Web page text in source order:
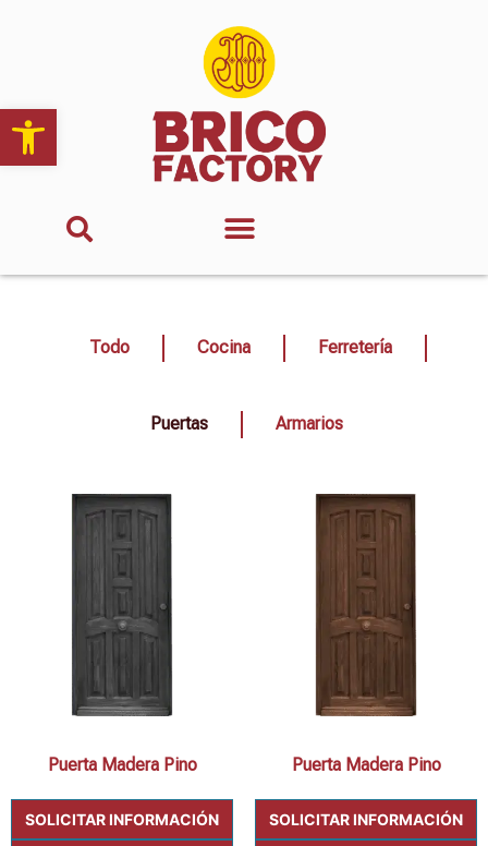
Abrir barra de herramientas
Todo Cocina Ferretería
Puertas Armarios
Puerta Madera Pino
SOLICITAR INFORMACIÓN
Puerta Madera Pino
SOLICITAR INFORMACIÓN